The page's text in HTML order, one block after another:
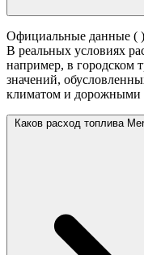
Официальные данные (
В реальных условиях
например, в городском
значений,
климатом и дорожными
Каков расход топлива